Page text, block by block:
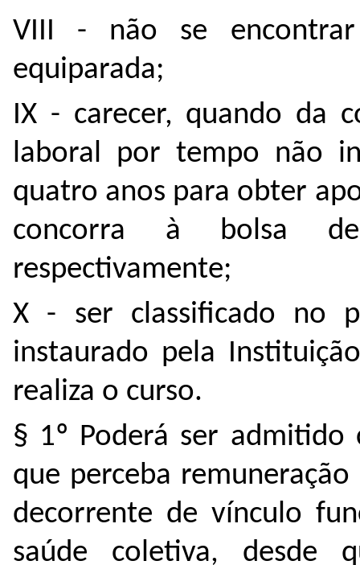
VIII - não se
equiparada;
IX - carecer, quando da
laboral por tempo não
quatro anos para obter
concorra à bolsa
respectivamente;
X - ser classificado no
instaurado pela
realiza o curso.
§ 1º Poderá ser admitido
que perceba
decorrente de vínculo
saúde coletiva, desde